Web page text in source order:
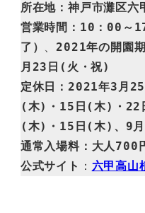
所在地：神戸市灘区
営業時間：10：00～
了） 、 2021年の開園
月23日(火・祝)
定休日：2021年3月
(木)・15日(木)・22
(木)・15日(木)、9
通常入場料：大人
公式サイト ： 六甲高山